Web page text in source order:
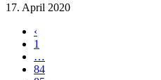
17. April 2020
‹
1
…
84